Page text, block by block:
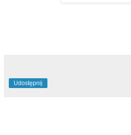
Udostępnij